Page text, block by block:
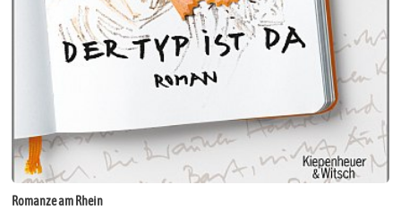
Romanze am Rhein